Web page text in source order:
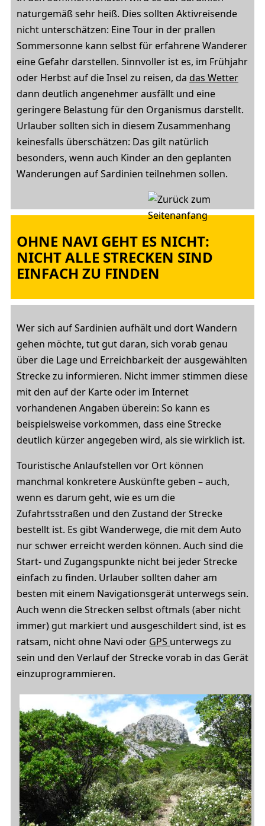
naturgemäß sehr heiß. Dies sollten Aktivreisende
nicht unterschätzen: Eine Tour in der prallen
Sommersonne kann selbst für erfahrene Wanderer
eine Gefahr darstellen. Sinnvoller ist es, im Frühjahr
oder Herbst auf die Insel zu reisen, da das Wetter
dann deutlich angenehmer ausfällt und eine
geringere Belastung für den Organismus darstellt.
Urlauber sollten sich in diesem Zusammenhang
keinesfalls überschätzen: Das gilt natürlich
besonders, wenn auch Kinder an den geplanten
Wanderungen auf Sardinien teilnehmen sollen.
OHNE NAVI GEHT ES NICHT:
NICHT ALLE STRECKEN SIND
EINFACH ZU FINDEN
Wer sich auf Sardinien aufhält und dort Wandern
gehen möchte, tut gut daran, sich vorab genau
über die Lage und Erreichbarkeit der ausgewählten
Strecke zu informieren. Nicht immer stimmen diese
mit den auf der Karte oder im Internet
vorhandenen Angaben überein: So kann es
beispielsweise vorkommen, dass eine Strecke
deutlich kürzer angegeben wird, als sie wirklich ist.
Touristische Anlaufstellen vor Ort können
manchmal konkretere Auskünfte geben – auch,
wenn es darum geht, wie es um die
Zufahrtsstraßen und den Zustand der Strecke
bestellt ist. Es gibt Wanderwege, die mit dem Auto
nur schwer erreicht werden können. Auch sind die
Start- und Zugangspunkte nicht bei jeder Strecke
einfach zu finden. Urlauber sollten daher am
besten mit einem Navigationsgerät unterwegs sein.
Auch wenn die Strecken selbst oftmals (aber nicht
immer) gut markiert und ausgeschildert sind, ist es
ratsam, nicht ohne Navi oder GPS unterwegs zu
sein und den Verlauf der Strecke vorab in das Gerät
einzuprogrammieren.